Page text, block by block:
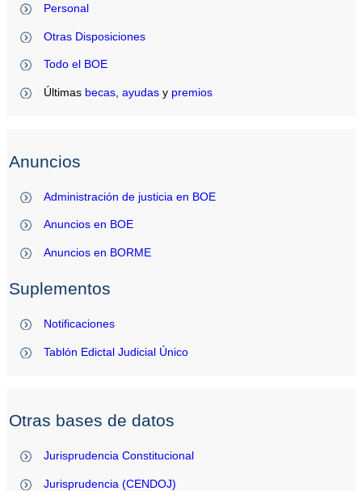
Personal
Otras Disposiciones
Todo el BOE
Últimas becas ,ayudas y premios
Anuncios
Administración de justicia en BOE
Anuncios en BOE
Anuncios en BORME
Suplementos
Notificaciones
Tablón Edictal Judicial Único
Otras bases de datos
Jurisprudencia Constitucional
Jurisprudencia (CENDOJ)